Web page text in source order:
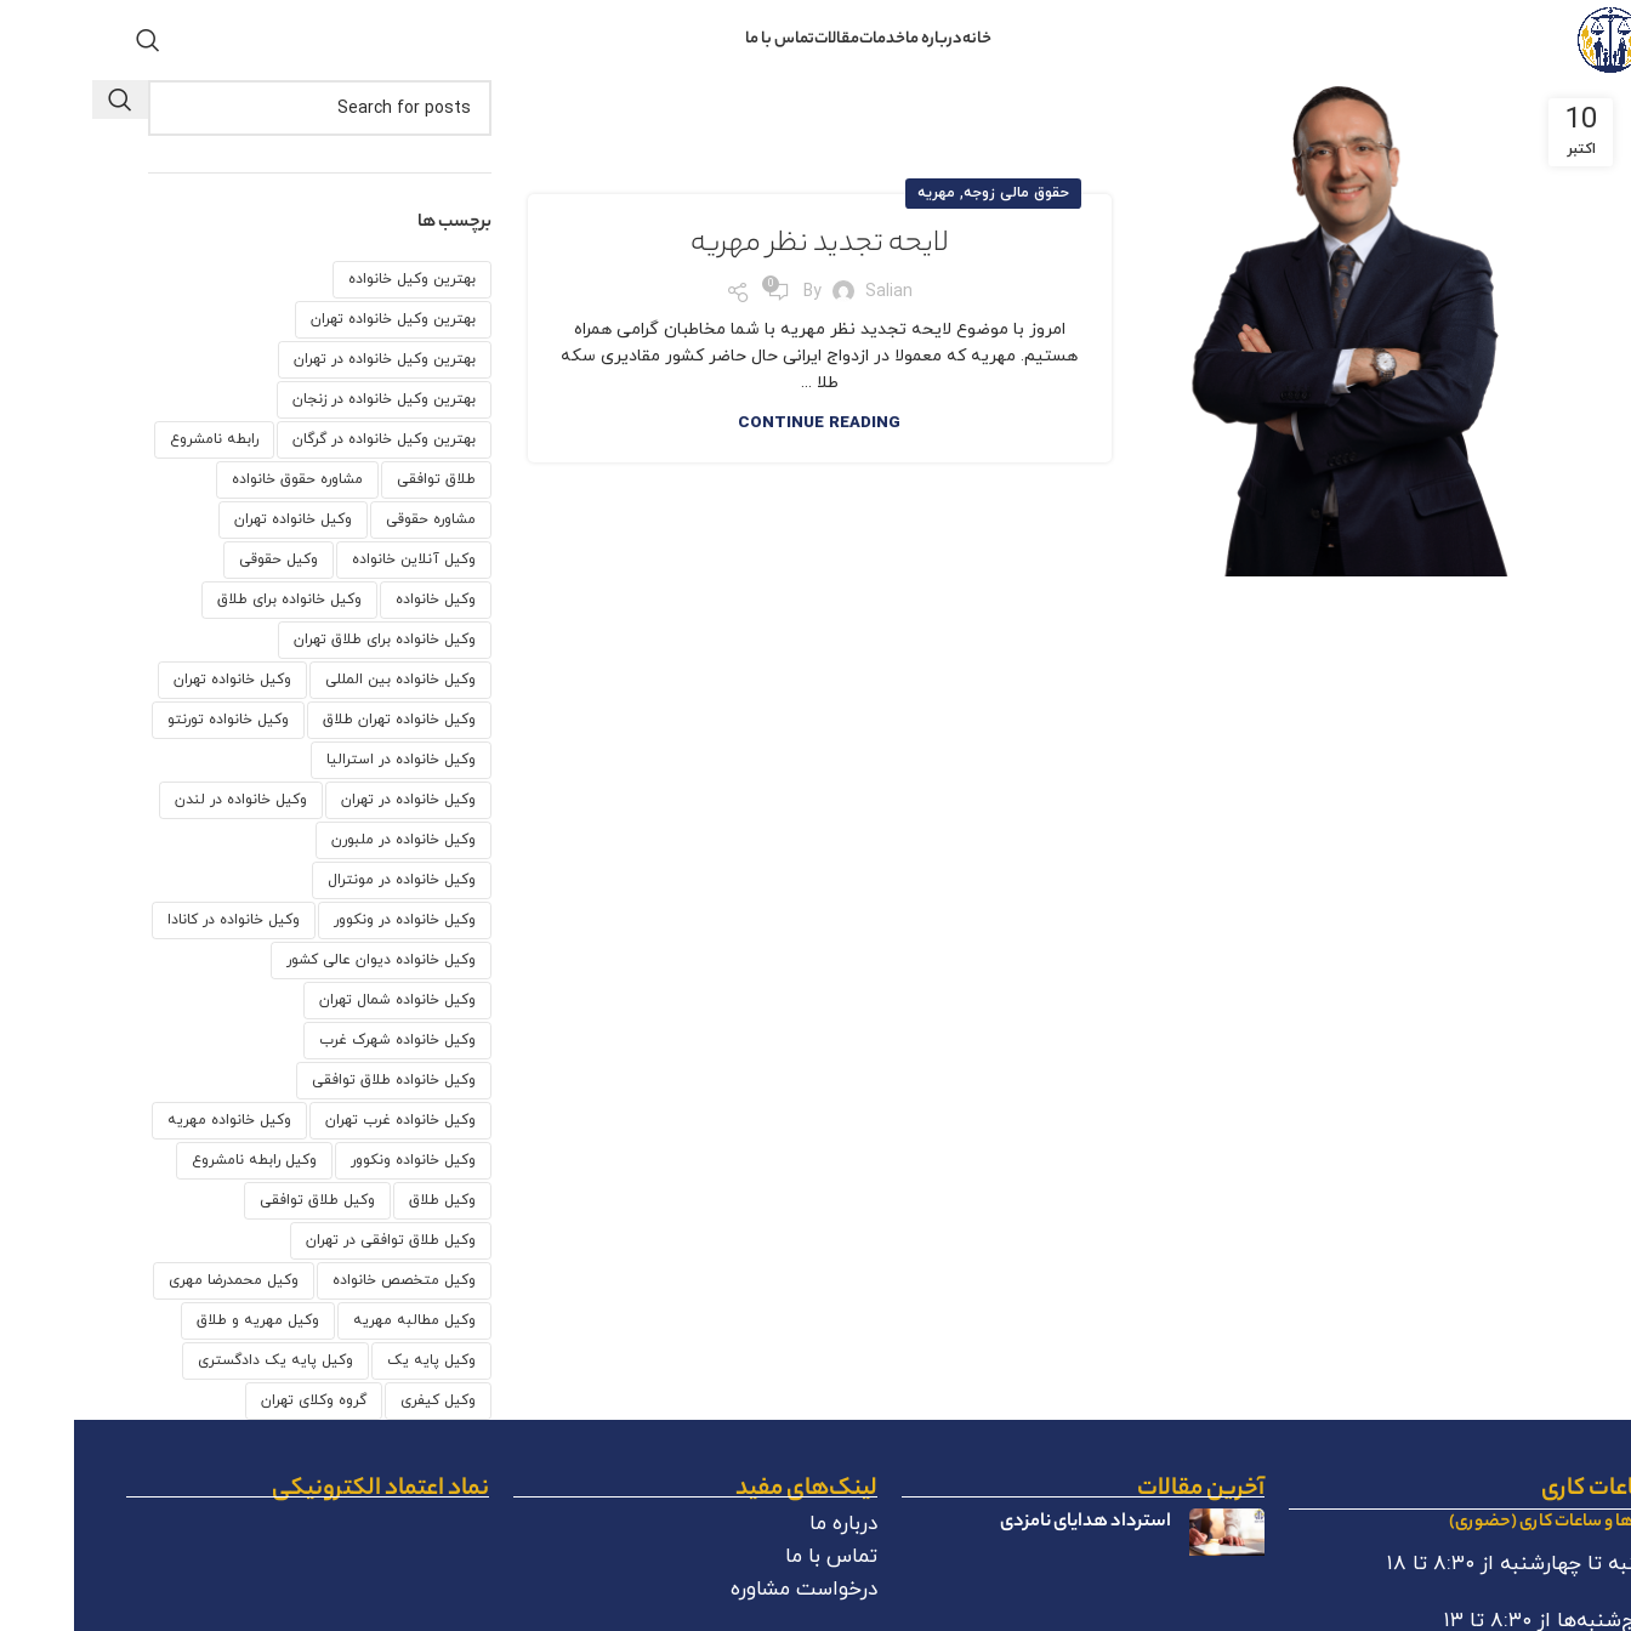
خانهدرباره ماخدماتمقالاتتماس با ما
10
اکتبر
حقوق مالی زوجه, مهریه
لایحه تجدید نظر مهریه
By Salian
0
امروز با موضوع لایحه تجدید نظر مهریه با شما مخاطبان گرامی همراه
هستیم. مهریه که معمولا در ازدواج ایرانی حال حاضر کشور مقادیری سکه
طلا ...
CONTINUE READING
برچسب ها
بهترین وکیل خانواده
بهترین وکیل خانواده تهران
بهترین وکیل خانواده در تهران
بهترین وکیل خانواده در زنجان
بهترین وکیل خانواده در گرگان رابطه نامشروع
طلاق توافقی مشاوره حقوق خانواده
مشاوره حقوقی وكيل خانواده تهران
وکیل آنلاین خانواده وکیل حقوقی
وکیل خانواده وکیل خانواده برای طلاق
وکیل خانواده برای طلاق تهران
وکیل خانواده بین المللی وکیل خانواده تهران
وکیل خانواده تهران طلاق وکیل خانواده تورنتو
وکیل خانواده در استرالیا
وکیل خانواده در تهران وکیل خانواده در لندن
وکیل خانواده در ملبورن
وکیل خانواده در مونترال
وکیل خانواده در ونکوور وکیل خانواده در کانادا
وکیل خانواده دیوان عالی کشور
وکیل خانواده شمال تهران
وکیل خانواده شهرک غرب
وکیل خانواده طلاق توافقی
وکیل خانواده غرب تهران وکیل خانواده مهریه
وکیل خانواده ونکوور وکیل رابطه نامشروع
وکیل طلاق وکیل طلاق توافقی
وکیل طلاق توافقی در تهران
وکیل متخصص خانواده وکیل محمدرضا مهری
وکیل مطالبه مهریه وکیل مهریه و طلاق
وکیل پایه یک وکیل پایه یک دادگستری
وکیل کیفری گروه وکلای تهران
کاری
و ساعات کاری (حضوری)
تا چهارشنبه از ۸:۳۰ تا ۱۸
از ۸:۳۰ تا ۱۳
آخرین مقالات
استرداد هدایای نامزدی
لینک‌های مفید
درباره ما
تماس با ما
درخواست مشاوره
نماد اعتماد الکترونیکی